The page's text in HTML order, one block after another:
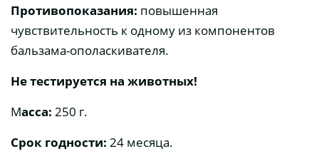
Противопоказания: повышенная
чувствительность к одному из компонентов
бальзама-ополаскивателя.
Не тестируется на животных!
Масса: 250 г.
Срок годности: 24 месяца.